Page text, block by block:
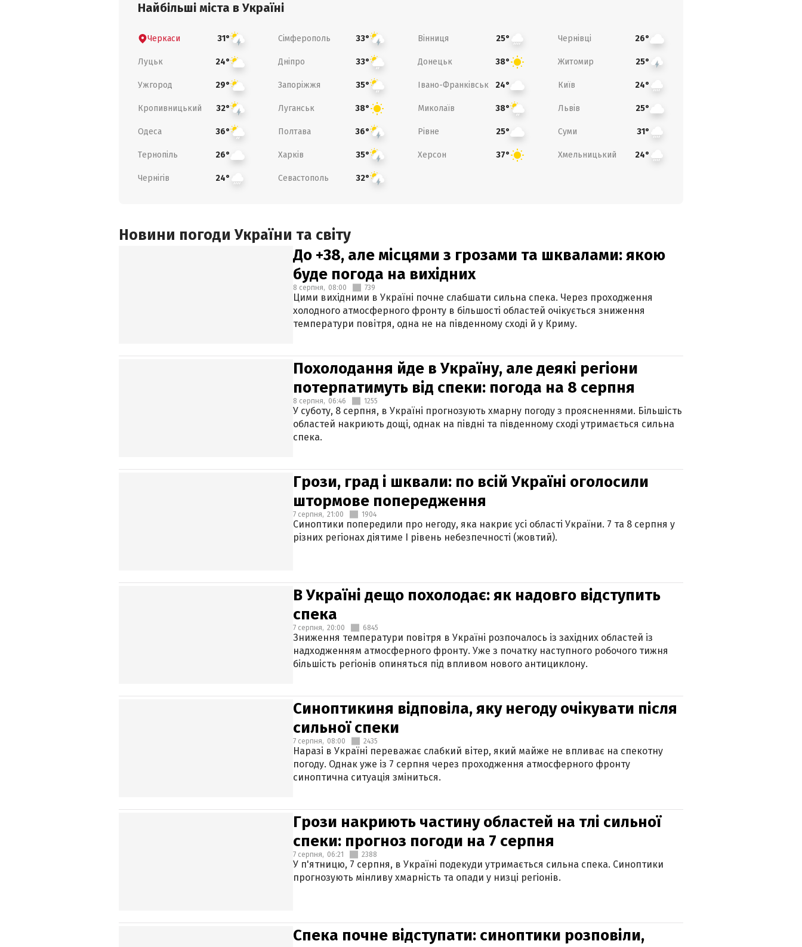
Найбільші міста в Україні
Черкаси 31° Сімферополь 33° Вінниця 25° Чернівці 26°
Луцьк 24° Дніпро 33° Донецьк 38° Житомир 25°
Ужгород 29° Запоріжжя 35° Івано-Франківськ 24° Київ 24°
Кропивницький 32° Луганськ 38° Миколаїв 38° Львів 25°
Одеса 36° Полтава 36° Рівне 25° Суми 31°
Тернопіль 26° Харків 35° Херсон 37° Хмельницький 24°
Чернігів 24° Севастополь 32°
Новини погоди України та світу
До +38, але місцями з грозами та шквалами: якою
буде погода на вихідних
8 серпня, 08:00 739
Цими вихідними в Україні почне слабшати сильна спека. Через проходження
холодного атмосферного фронту в більшості областей очікується зниження
температури повітря, одна не на південному сході й у Криму.
Похолодання йде в Україну, але деякі регіони
потерпатимуть від спеки: погода на 8 серпня
8 серпня, 06:46 1255
У суботу, 8 серпня, в Україні прогнозують хмарну погоду з проясненнями. Більшість
областей накриють дощі, однак на півдні та південному сході утримається сильна
спека.
Грози, град і шквали: по всій Україні оголосили
штормове попередження
7 серпня, 21:00 1904
Синоптики попередили про негоду, яка накриє усі області України. 7 та 8 серпня у
різних регіонах діятиме І рівень небезпечності (жовтий).
В Україні дещо похолодає: як надовго відступить
спека
7 серпня, 20:00 6845
Зниження температури повітря в Україні розпочалось із західних областей із
надходженням атмосферного фронту. Уже з початку наступного робочого тижня
більшість регіонів опиняться під впливом нового антициклону.
Синоптикиня відповіла, яку негоду очікувати після
сильної спеки
7 серпня, 08:00 2435
Наразі в Україні переважає слабкий вітер, який майже не впливає на спекотну
погоду. Однак уже із 7 серпня через проходження атмосферного фронту
синоптична ситуація зміниться.
Грози накриють частину областей на тлі сильної
спеки: прогноз погоди на 7 серпня
7 серпня, 06:21 2388
У п'ятницю, 7 серпня, в Україні подекуди утримається сильна спека. Синоптики
прогнозують мінливу хмарність та опади у низці регіонів.
Спека почне відступати: синоптики розповіли,